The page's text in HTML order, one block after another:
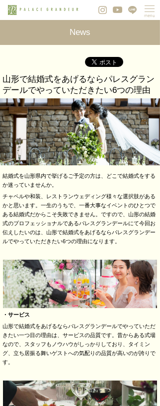
News
山形で結婚式をあげるならパレスグラン
デールでやっていただきたい6つの理由
結婚式を山形県内で挙げるご予定の方は、どこで結婚式をする
か迷っていませんか。
チャペルや和装、レストランウェディング様々な選択肢がある
かと思います。一生のうちで、一番大事なイベントのひとつで
ある結婚式だからこそ失敗できません。ですので、山形の結婚
式のプロフェッショナルであるパレスグランデールにて今回お
伝えしたいのは、山形で結婚式をあげるならパレスグランデー
ルでやっていただきたい6つの理由になります。
・サービス
山形で結婚式をあげるならパレスグランデールでやっていただ
きたい一つ目の理由は、サービスの品質です。昔からある式場
なので、スタッフもノウハウがしっかりしており、タイミン
グ、立ち居振る舞いゲストへの気配りの品質が高いのが誇りで
す。